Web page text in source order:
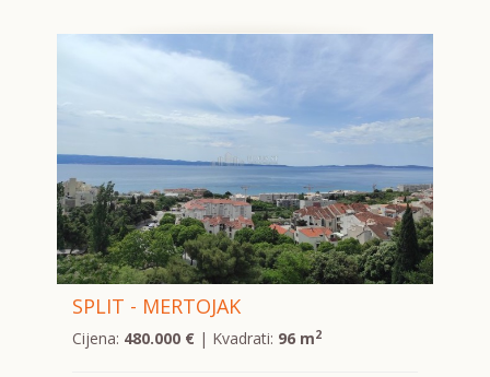
SPLIT - MERTOJAK
Cijena: 480.000 €| Kvadrati: 96 m2